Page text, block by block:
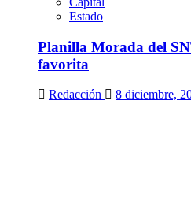
Estado
Planilla Morada del
favorita
Redacción 8 diciembre,